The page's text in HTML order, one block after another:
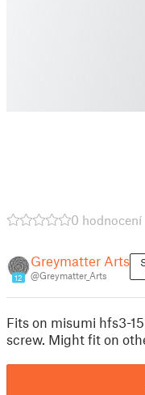
0 hodnocení
12
Greymatter Arts
@Greymatter_Arts
Fits on misumi hfs3-
screw. Might fit on